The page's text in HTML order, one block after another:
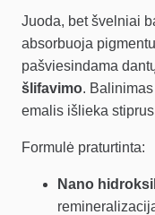
Juoda, bet švelniai
absorbuoja
pašviesindama
šlifavimo.
emalis išlieka
Formulė praturtinta:
Nano